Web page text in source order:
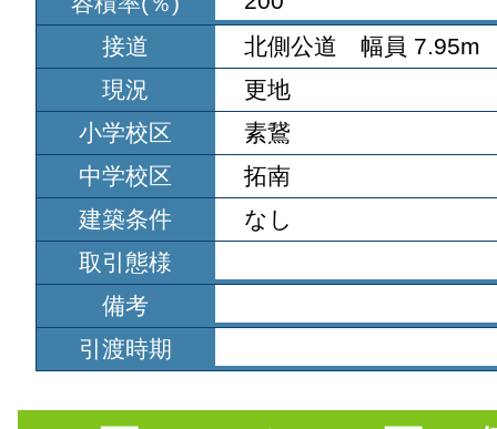
接道
北側公道 幅員 7.95m
現況
更地
小学校区
素鵞
中学校区
拓南
建築条件
なし
取引態様
備考
引渡時期